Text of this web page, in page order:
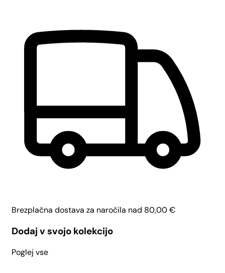
Brezplačna dostava za naročila nad 80,00€
Dodaj v svojo kolekcijo
Poglej vse